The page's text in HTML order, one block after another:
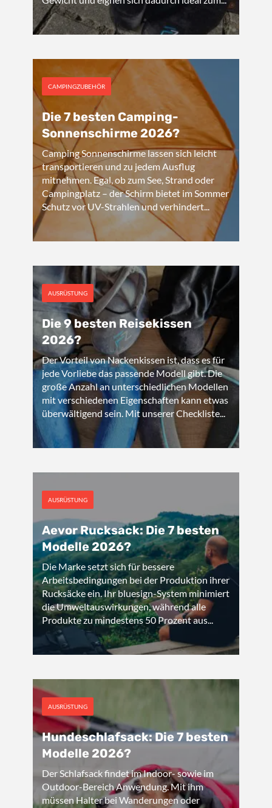
CAMPINGZUBEHÖR
Die 7 besten Camping-
Sonnenschirme 2026?
Camping Sonnenschirme lassen sich leicht
transportieren und zu jedem Ausflug
mitnehmen. Egal, ob zum See, Strand oder
Campingplatz – der Schirm bietet im Sommer
Schutz vor UV-Strahlen und verhindert...
AUSRÜSTUNG
Die 9 besten Reisekissen
2026?
Der Vorteil von Nackenkissen ist, dass es für
jede Vorliebe das passende Modell gibt. Die
große Anzahl an unterschiedlichen Modellen
mit verschiedenen Eigenschaften kann etwas
überwältigend sein. Mit unserer Checkliste...
AUSRÜSTUNG
Aevor Rucksack: Die 7 besten
Modelle 2026?
Die Marke setzt sich für bessere
Arbeitsbedingungen bei der Produktion ihrer
Rucksäcke ein. Ihr bluesign-System minimiert
die Umweltauswirkungen, während alle
Produkte zu mindestens 50 Prozent aus...
AUSRÜSTUNG
Hundeschlafsack: Die 7 besten
Modelle 2026?
Der Schlafsack findet im Indoor- sowie im
Outdoor-Bereich Anwendung. Mit ihm
müssen Halter bei Wanderungen oder